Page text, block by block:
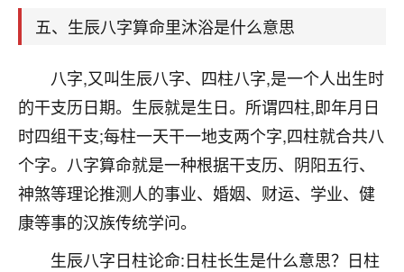
五、生辰八字算命里沐浴是什么意思
八字,又叫生辰八字、四柱八字,是一个人出生时
的干支历日期。生辰就是生日。所谓四柱,即年月日
时四组干支;每柱一天干一地支两个字,四柱就合共八
个字。八字算命就是一种根据干支历、阴阳五行、
神煞等理论推测人的事业、婚姻、财运、学业、健
康等事的汉族传统学问。
生辰八字日柱论命:日柱长生是什么意思？日柱
鹿森：可怜天下父母心啊！
付深
我是公司人事调整，有升迁机会，但同时竞争的我们
三个，找老师的时候是抱着侥幸心理，没想到老师看
着我晋升有望，我半信半疑的按照老师建议，做了化
太岁还有一个发钱粮，本来年前的人事调整，拖到年
后，我以为都没戏了，结果开年一上班，开会提拔升
职第一个就是我，职务无所谓，主要是底薪加了
3000，非常开心，无论如何，感恩感谢！🙏🏻